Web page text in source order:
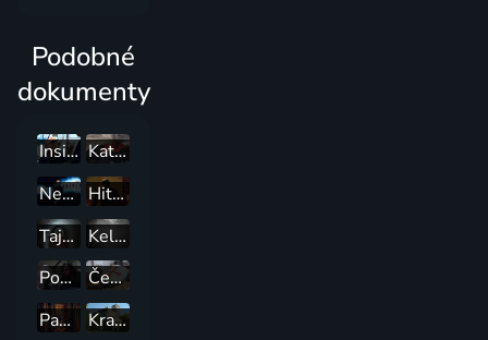
Podobné
dokumenty
Inside the Factory
Katastrofy v přímém přenosu
Nevysvětlitelná tajemství s Williamem Shatnerem
Hitlerovy tajné mise
Tajné nacistické základny
Keltové: Neznámý příběh
Poslední dny Pompejí
České tajemno
Panovnice
Krajinou příběhů českých hradů známých i neznámých